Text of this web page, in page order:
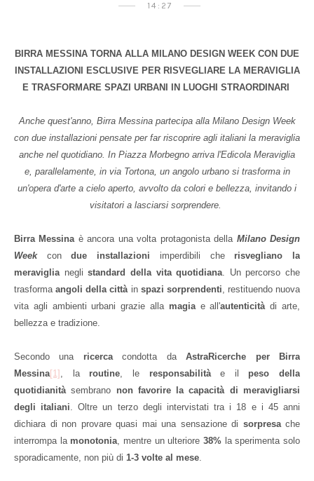
14:27
BIRRA MESSINA TORNA ALLA MILANO DESIGN WEEK CON DUE
INSTALLAZIONI ESCLUSIVE PER RISVEGLIARE LA MERAVIGLIA
E TRASFORMARE SPAZI URBANI IN LUOGHI STRAORDINARI
Anche quest'anno, Birra Messina partecipa alla Milano Design Week
con due installazioni pensate per far riscoprire agli italiani la meraviglia
anche nel quotidiano. In Piazza Morbegno arriva l'Edicola Meraviglia
e, parallelamente, in via Tortona, un angolo urbano si trasforma in
un'opera d'arte a cielo aperto, avvolto da colori e bellezza, invitando i
visitatori a lasciarsi sorprendere.
Birra Messinaè ancora una volta protagonista della Milano Design
Weekcondue installazioni imperdibili che risvegliano la
meraviglianeglistandard della vita quotidiana. Un percorso che
trasformaangoli della cittàin spazi sorprendenti, restituendo nuova
vita agli ambienti urbani grazie alla magiae all'autenticitàdi arte,
bellezza e tradizione.
Secondo una ricercacondotta daAstraRicerche per Birra
Messina[1] , la routine, le responsabilitàe il peso della
quotidianitàsembrano non favorire la capacità di meravigliarsi
degli italiani. Oltre un terzo degli intervistati tra i 18 e i 45 anni
dichiara di non provare quasi mai una sensazione di sorpresache
interrompa la monotonia, mentre un ulteriore38% la sperimenta solo
sporadicamente, non più di 1-3 volte al mese.